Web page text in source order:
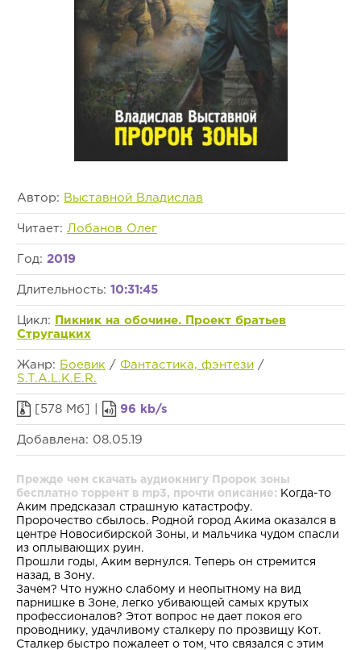
Автор: Выставной Владислав
Читает: Лобанов Олег
Год: 2019
Длительность: 10:31:45
Цикл:
Пикник на обочине. Проект братьев
Стругацких
Жанр: Боевик / Фантастика, фэнтези /
S.T.A.L.K.E.R.
[578 Мб] | 96 kb/s
Добавлена: 08.05.19
Прежде чем скачать аудиокнигу Пророк зоны
бесплатно торрент в mp3, прочти описание: Когда-то
Аким предсказал страшную катастрофу.
Пророчество сбылось. Родной город Акима оказался в
центре Новосибирской Зоны, и мальчика чудом спасли
из оплывающих руин.
Прошли годы, Аким вернулся. Теперь он стремится
назад, в Зону.
Зачем? Что нужно слабому и неопытному на вид
парнишке в Зоне, легко убивающей самых крутых
профессионалов? Этот вопрос не дает покоя его
проводнику, удачливому сталкеру по прозвищу Кот.
Сталкер быстро пожалеет о том, что связался с этим